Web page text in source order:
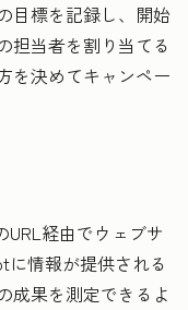
目標を記録し、開始
担当者を割り当てる
を決めてキャンペー
URL経由でウェブサ
に情報が提供される
成果を測定できるよ